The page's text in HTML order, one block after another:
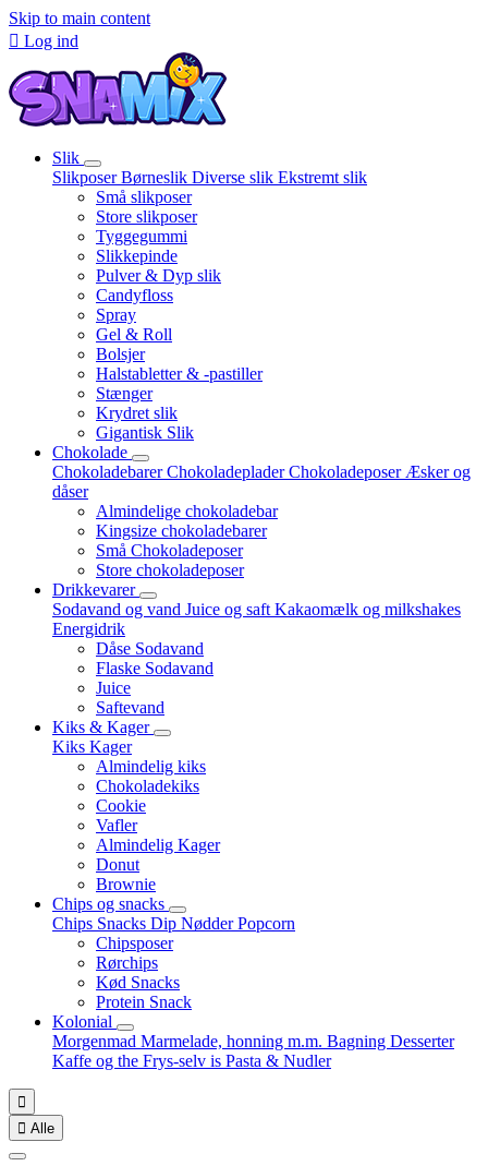
Skip to main content
 Log ind
Slik
SlikposerBørneslik Diverse slik Ekstremt slik
Små slikposer
Store slikposer
Tyggegummi
Slikkepinde
Pulver & Dyp slik
Candyfloss
Spray
Gel & Roll
Bolsjer
Halstabletter & -pastiller
Stænger
Krydret slik
Gigantisk Slik
Chokolade
ChokoladebarerChokoladepladerChokoladeposer Æsker og
dåser
Almindelige chokoladebar
Kingsize chokoladebarer
Små Chokoladeposer
Store chokoladeposer
Drikkevarer
Sodavand og vand Juice og saft Kakaomælk og milkshakes
Energidrik
Dåse Sodavand
Flaske Sodavand
Juice
Saftevand
Kiks & Kager
Kiks Kager
Almindelig kiks
Chokoladekiks
Cookie
Vafler
Almindelig Kager
Donut
Brownie
Chips og snacks
Chips Snacks Dip NødderPopcorn
Chipsposer
Rørchips
Kød Snacks
Protein Snack
Kolonial
Morgenmad Marmelade, honning m.m. Bagning Desserter
Kaffe og the Frys-selv is Pasta & Nudler

 Alle